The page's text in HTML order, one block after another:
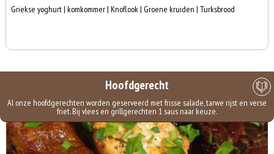
Griekse yoghurt | komkommer | Knoflook | Groene kruiden | Turksbrood
Hoofdgerecht
Al onze hoofdgerechten worden geserveerd met frisse salade, tarwe rijst en verse
friet. Bij vlees en grillgerechten 1 saus naar keuze.